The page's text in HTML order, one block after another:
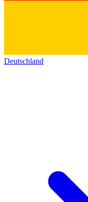
Deutschland